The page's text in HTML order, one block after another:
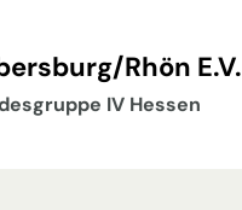
Rhön E.V.
IV Hessen